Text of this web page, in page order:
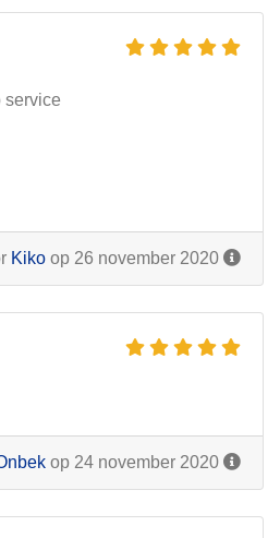
service
Kiko op 26 november 2020
op 24 november 2020